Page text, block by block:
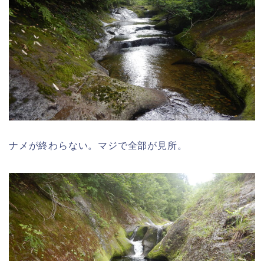
ナメが終わらない。マジで全部が見所。